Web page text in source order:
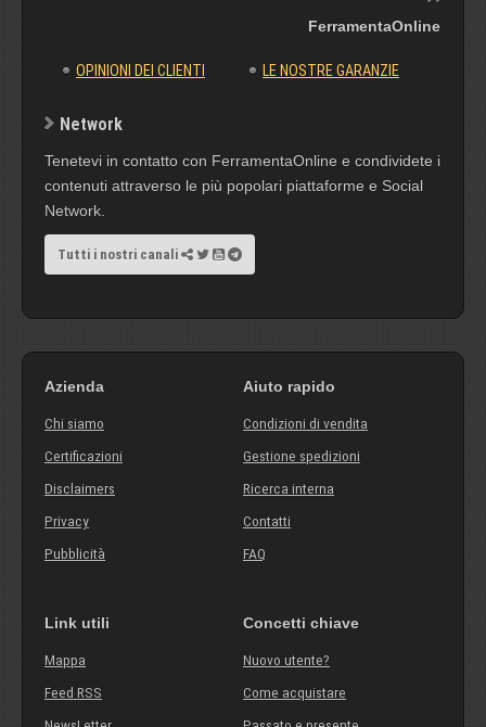
FerramentaOnline
OPINIONI DEI CLIENTI LE NOSTRE GARANZIE
Network
Tenetevi in contatto con FerramentaOnline e condividete i
contenuti attraverso le più popolari piattaforme e Social
Network.
Tutti i nostri canali
Azienda
Chi siamo
Certificazioni
Disclaimers
Privacy
Pubblicità
Aiuto rapido
Condizioni di vendita
Gestione spedizioni
Ricerca interna
Contatti
FAQ
Link utili
Mappa
Feed RSS
Concetti chiave
Nuovo utente?
Come acquistare